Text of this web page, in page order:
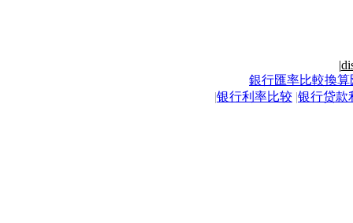
|
銀行匯率比較換算
|银行利率比较 |银行贷款